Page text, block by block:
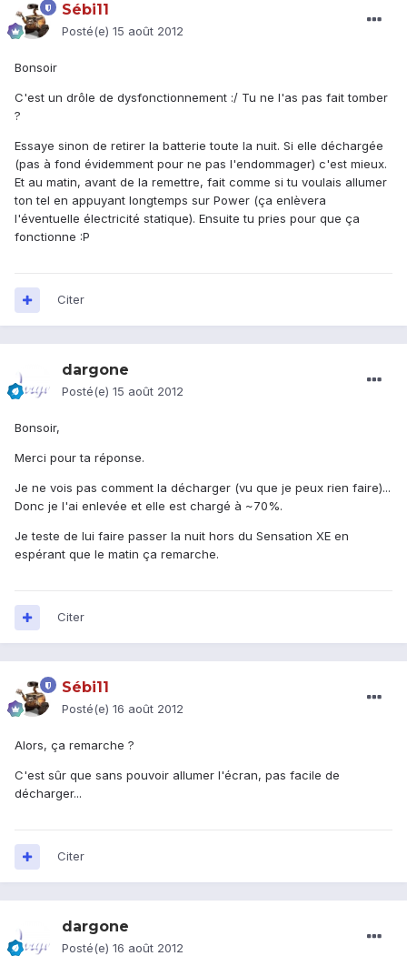
Sébi11
Posté(e) 15 août 2012
Bonsoir
C'est un drôle de dysfonctionnement :/ Tu ne l'as pas fait tomber
?
Essaye sinon de retirer la batterie toute la nuit. Si elle déchargée
(pas à fond évidemment pour ne pas l'endommager) c'est mieux.
Et au matin, avant de la remettre, fait comme si tu voulais allumer
ton tel en appuyant longtemps sur Power (ça enlèvera
l'éventuelle électricité statique). Ensuite tu pries pour que ça
fonctionne :P
Citer
dargone
Posté(e) 15 août 2012
Bonsoir,
Merci pour ta réponse.
Je ne vois pas comment la décharger (vu que je peux rien faire)...
Donc je l'ai enlevée et elle est chargé à ~70%.
Je teste de lui faire passer la nuit hors du Sensation XE en
espérant que le matin ça remarche.
Citer
Sébi11
Posté(e) 16 août 2012
Alors, ça remarche ?
C'est sûr que sans pouvoir allumer l'écran, pas facile de
décharger...
Citer
dargone
Posté(e) 16 août 2012